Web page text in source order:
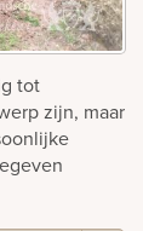
tot
zijn, maar